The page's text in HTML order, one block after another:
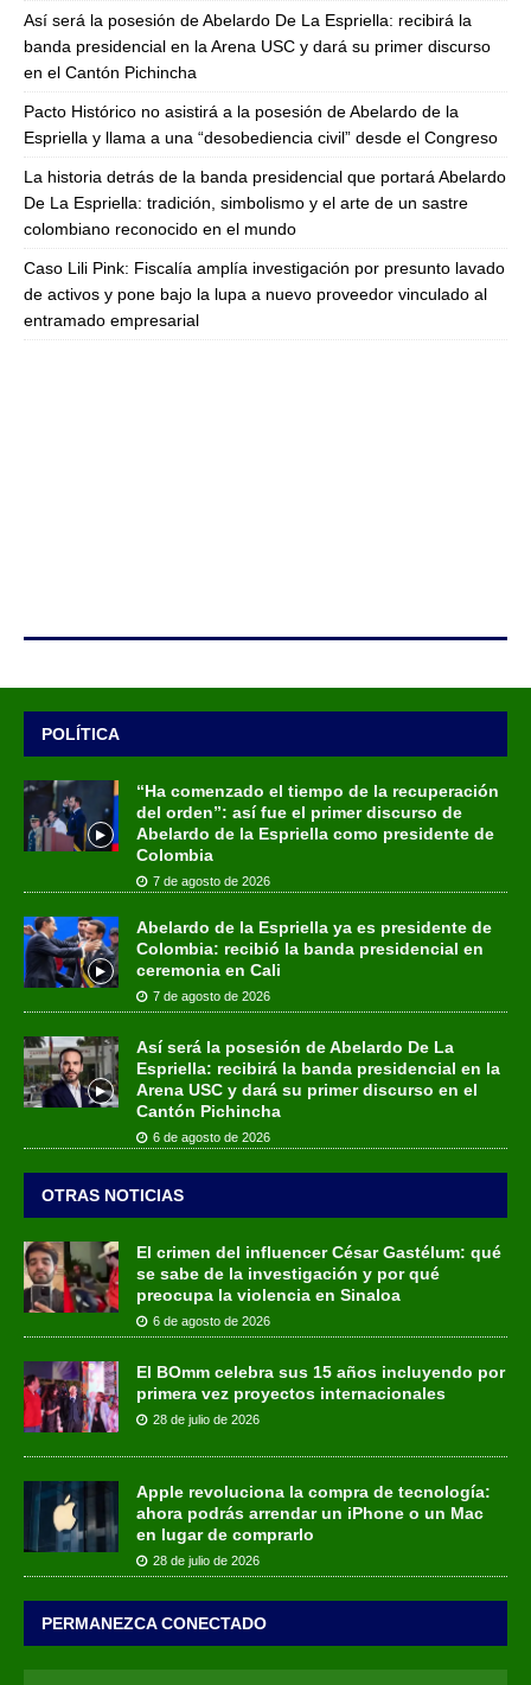
Así será la posesión de Abelardo De La Espriella: recibirá la
banda presidencial en la Arena USC y dará su primer discurso
en el Cantón Pichincha
Pacto Histórico no asistirá a la posesión de Abelardo de la
Espriella y llama a una “desobediencia civil” desde el Congreso
La historia detrás de la banda presidencial que portará Abelardo
De La Espriella: tradición, simbolismo y el arte de un sastre
colombiano reconocido en el mundo
Caso Lili Pink: Fiscalía amplía investigación por presunto lavado
de activos y pone bajo la lupa a nuevo proveedor vinculado al
entramado empresarial
POLÍTICA
“Ha comenzado el tiempo de la recuperación
del orden”: así fue el primer discurso de
Abelardo de la Espriella como presidente de
Colombia
7 de agosto de 2026
Abelardo de la Espriella ya es presidente de
Colombia: recibió la banda presidencial en
ceremonia en Cali
7 de agosto de 2026
Así será la posesión de Abelardo De La
Espriella: recibirá la banda presidencial en la
Arena USC y dará su primer discurso en el
Cantón Pichincha
6 de agosto de 2026
OTRAS NOTICIAS
El crimen del influencer César Gastélum: qué
se sabe de la investigación y por qué
preocupa la violencia en Sinaloa
6 de agosto de 2026
El BOmm celebra sus 15 años incluyendo por
primera vez proyectos internacionales
28 de julio de 2026
Apple revoluciona la compra de tecnología:
ahora podrás arrendar un iPhone o un Mac
en lugar de comprarlo
28 de julio de 2026
PERMANEZCA CONECTADO